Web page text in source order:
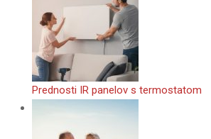
Prednosti IR panelov s termostatom